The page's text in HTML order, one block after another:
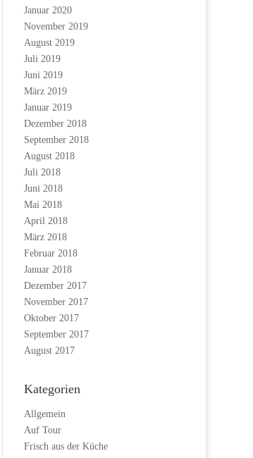
Januar 2020
November 2019
August 2019
Juli 2019
Juni 2019
März 2019
Januar 2019
Dezember 2018
September 2018
August 2018
Juli 2018
Juni 2018
Mai 2018
April 2018
März 2018
Februar 2018
Januar 2018
Dezember 2017
November 2017
Oktober 2017
September 2017
August 2017
Kategorien
Allgemein
Auf Tour
Frisch aus der Küche